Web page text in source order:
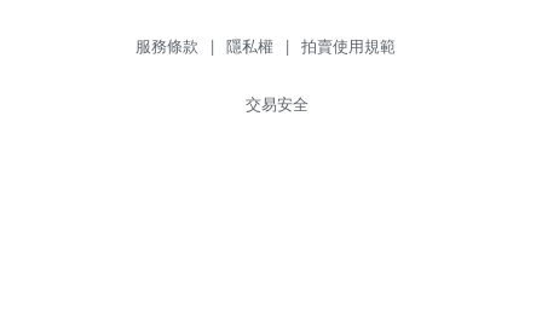
服務條款 | 隱私權 | 拍賣使用規範
交易安全